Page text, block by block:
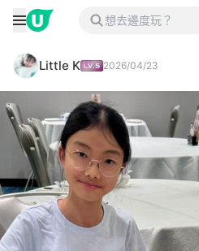
Little K 2026/04/23